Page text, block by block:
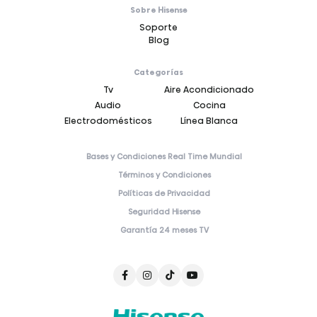
Sobre Hisense
Soporte
Blog
Categorías
Tv
Aire Acondicionado
Audio
Cocina
Electrodomésticos
Línea Blanca
Bases y Condiciones Real Time Mundial
Términos y Condiciones
Políticas de Privacidad
Seguridad Hisense
Garantía 24 meses TV